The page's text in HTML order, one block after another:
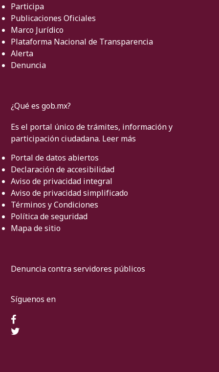
Participa
Publicaciones Oficiales
Marco Jurídico
Plataforma Nacional de Transparencia
Alerta
Denuncia
¿Qué es gob.mx?
Es el portal único de trámites, información y
participación ciudadana. Leer más
Portal de datos abiertos
Declaración de accesibilidad
Aviso de privacidad integral
Aviso de privacidad simplificado
Términos y Condiciones
Política de seguridad
Mapa de sitio
Denuncia contra servidores públicos
Síguenos en